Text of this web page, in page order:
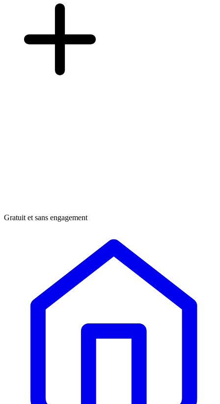
Gratuit et sans engagement